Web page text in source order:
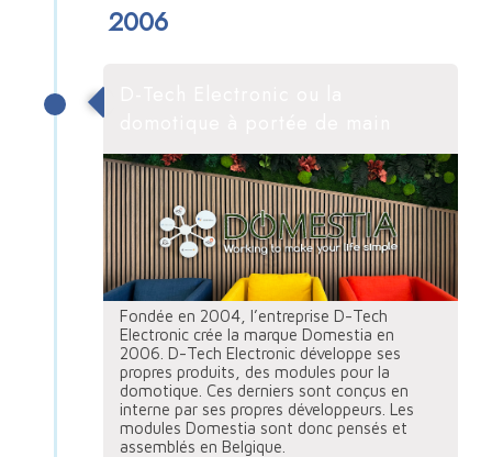
2006
Fondée en 2004, l’entreprise D-Tech
Electronic crée la marque Domestia en
2006. D-Tech Electronic développe ses
propres produits, des modules pour la
domotique. Ces derniers sont conçus en
interne par ses propres développeurs. Les
modules Domestia sont donc pensés et
assemblés en Belgique.